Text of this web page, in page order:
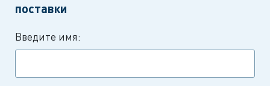
поставки
Введите имя: